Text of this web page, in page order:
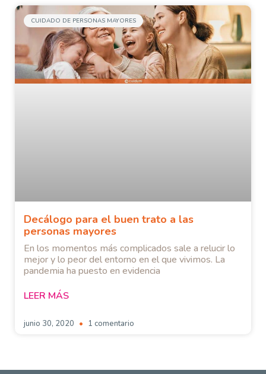
CUIDADO DE PERSONAS MAYORES
Decálogo para el buen trato a las
personas mayores
En los momentos más complicados sale a relucir lo
mejor y lo peor del entorno en el que vivimos. La
pandemia ha puesto en evidencia
LEER MÁS
junio 30, 2020 1 comentario